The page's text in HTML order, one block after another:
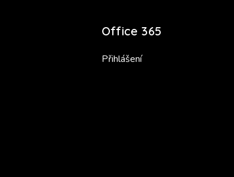
Office 365
Přihlášení